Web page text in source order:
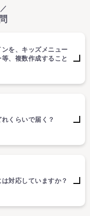
を、キッズメニュー
、複数作成すること
くらいで届く？
対応していますか？